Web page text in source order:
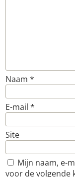
Naam *
E-mail *
Site
Mijn naam, e-
voor de volgende